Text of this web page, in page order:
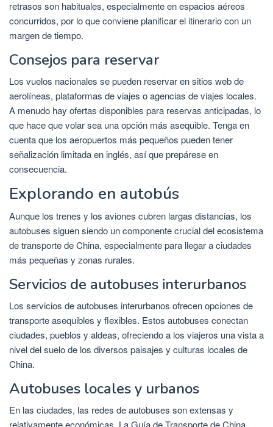
retrasos son habituales, especialmente en espacios aéreos
concurridos, por lo que conviene planificar el itinerario con un
margen de tiempo.
Consejos para reservar
Los vuelos nacionales se pueden reservar en sitios web de
aerolíneas, plataformas de viajes o agencias de viajes locales.
A menudo hay ofertas disponibles para reservas anticipadas, lo
que hace que volar sea una opción más asequible. Tenga en
cuenta que los aeropuertos más pequeños pueden tener
señalización limitada en inglés, así que prepárese en
consecuencia.
Explorando en autobús
Aunque los trenes y los aviones cubren largas distancias, los
autobuses siguen siendo un componente crucial del ecosistema
de transporte de China, especialmente para llegar a ciudades
más pequeñas y zonas rurales.
Servicios de autobuses interurbanos
Los servicios de autobuses interurbanos ofrecen opciones de
transporte asequibles y flexibles. Estos autobuses conectan
ciudades, pueblos y aldeas, ofreciendo a los viajeros una vista a
nivel del suelo de los diversos paisajes y culturas locales de
China.
Autobuses locales y urbanos
En las ciudades, las redes de autobuses son extensas y
relativamente económicas. La Guía de Transporte de China